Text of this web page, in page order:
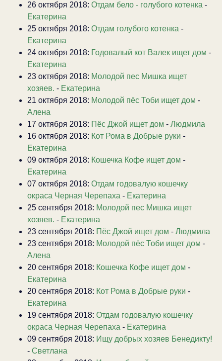
26 октября 2018: Отдам бело - голубого котенка -
Екатерина
25 октября 2018: Отдам голубого котенка -
Екатерина
24 октября 2018: Годовалый кот Валек ищет дом -
Екатерина
23 октября 2018: Молодой пес Мишка ищет
хозяев. - Екатерина
21 октября 2018: Молодой пёс Тоби ищет дом -
Алена
17 октября 2018: Пёс Джой ищет дом - Людмила
16 октября 2018: Кот Рома в Добрые руки -
Екатерина
09 октября 2018: Кошечка Кофе ищет дом -
Екатерина
07 октября 2018: Отдам годовалую кошечку
окраса Черная Черепаха - Екатерина
25 сентября 2018: Молодой пес Мишка ищет
хозяев. - Екатерина
23 сентября 2018: Пёс Джой ищет дом - Людмила
23 сентября 2018: Молодой пёс Тоби ищет дом -
Алена
20 сентября 2018: Кошечка Кофе ищет дом -
Екатерина
20 сентября 2018: Кот Рома в Добрые руки -
Екатерина
19 сентября 2018: Отдам годовалую кошечку
окраса Черная Черепаха - Екатерина
09 сентября 2018: Ищу добрых хозяев Бенедикту!
- Светлана